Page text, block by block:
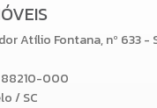
Atílio Fontana, nº 633 -
000
/SC